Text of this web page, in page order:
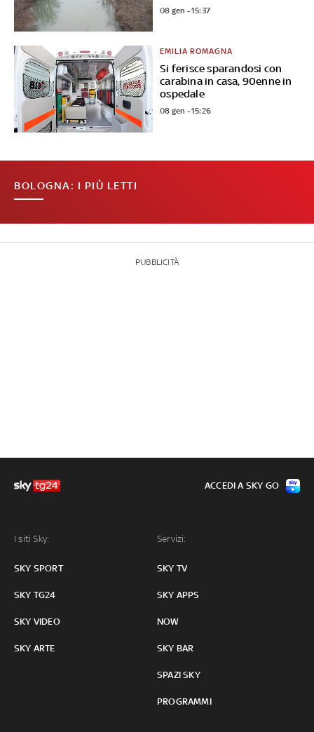
08 gen - 15:37
Si ferisce sparandosi con
carabina in casa, 90enne in
ospedale
EMILIA ROMAGNA
08 gen - 15:26
BOLOGNA: I PIÙ LETTI
PUBBLICITÀ
I siti Sky:
SKY SPORT
SKY TG24
SKY VIDEO
SKY ARTE
Servizi:
SKY TV
SKY APPS
NOW
SKY BAR
SPAZI SKY
PROGRAMMI
ACCEDI A SKY GO